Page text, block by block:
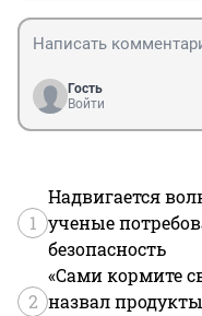
Гость
Войти
1
Надвигается
ученые
безопасность
2
«Сами кормите
назвал